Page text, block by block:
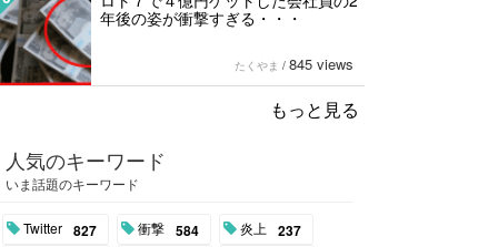
年後の姿が衝撃すぎる・・・
たくやま / 845 views
もっと見る
人気のキーワード
いま話題のキーワード
Twitter 827 衝撃 584 炎上 237